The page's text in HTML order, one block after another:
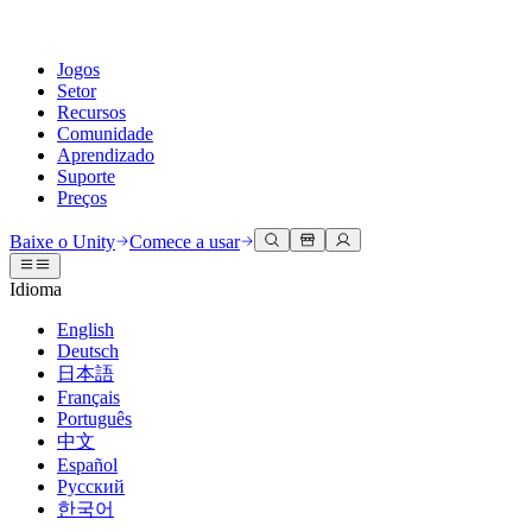
Jogos
Setor
Recursos
Comunidade
Aprendizado
Suporte
Preços
Engine do Unity
Crie jogos 2D e 3D para qualquer plataforma
Colaboração
Colabore e itere rapidamente com sua equipe
Baixe o Unity
Planos e preços
Implante
Multiplataforma
Colaboração 3D
Construa e revise projetos 3D em tempo real
Treinamento imersivo
Treine em ambientes imersivos
Experiências do cliente
Crie experiências interativas em 3D
Setores
Manufatura
Documentação
Ferramentas de desenvolvedor
Versões de lançamento e rastreador de problemas
Roteiro
Revisar recursos futuros
Glossário
Discussões
Eventos
Eventos globais e locais
Histórias da comunidade
Made with Unity
Mostrando criadores do Unity
Unity Learn
Domine habilidades do Unity gratuitamente
Treinamento profissional
Aprimore sua equipe com treinadores do Unity
É iniciante no Unity?
Conceitos básicos
Inicie seu aprendizado
Caminhos Essenciais do Unity
Obter ajuda
Ajudando você a ter sucesso com Unity
Planos de sucesso
Alcance seus objetivos mais rápido com suporte especializado
Perguntas frequentes
Respostas para perguntas comuns
Entre em contato conosco
Conecte-se com nossa equipe
Baixe o Unity Comece a usar
Idioma
English
Deutsch
日本語
Français
Português
中文
Español
Русский
한국어